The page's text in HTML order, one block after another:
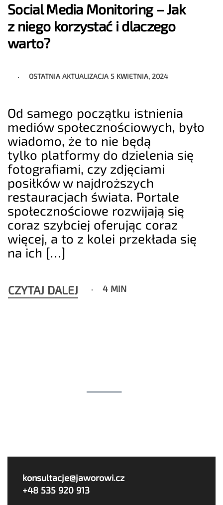
Social Media Monitoring – Jak
z niego korzystać i dlaczego
warto?
OSTATNIA AKTUALIZACJA 5 KWIETNIA, 2024
Od samego początku istnienia
mediów społecznościowych, było
wiadomo, że to nie będą
tylko platformy do dzielenia się
fotografiami, czy zdjęciami
posiłków w najdroższych
restauracjach świata. Portale
społecznościowe rozwijają się
coraz szybciej oferując coraz
więcej, a to z kolei przekłada się
na ich […]
CZYTAJ DALEJ 4 MIN
konsultacje@jaworowi.cz
+48 535 920 913